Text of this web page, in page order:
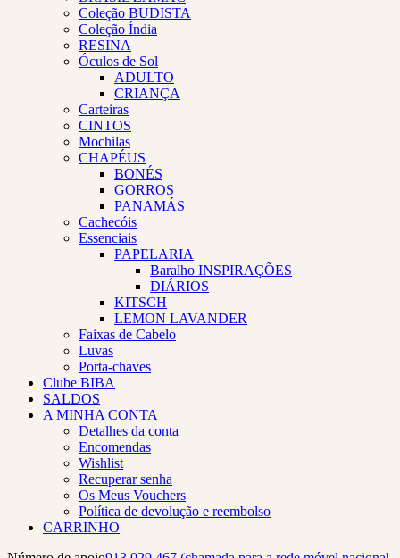
Coleção BUDISTA
Coleção Índia
RESINA
Óculos de Sol
ADULTO
CRIANÇA
Carteiras
CINTOS
Mochilas
CHAPÉUS
BONÉS
GORROS
PANAMÁS
Cachecóis
Essenciais
PAPELARIA
Baralho INSPIRAÇÕES
DIÁRIOS
KITSCH
LEMON LAVANDER
Faixas de Cabelo
Luvas
Porta-chaves
Clube BIBA
SALDOS
A MINHA CONTA
Detalhes da conta
Encomendas
Wishlist
Recuperar senha
Os Meus Vouchers
Política de devolução e reembolso
CARRINHO